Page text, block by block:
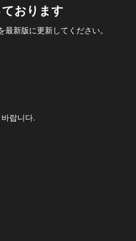
おります
新版に更新してください。
랍니다.